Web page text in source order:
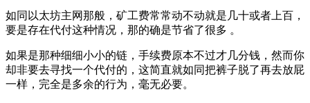
如同以太坊主网那般，矿工费常常动不动就是几十或者上百，
要是存在代付这种情况，那的确是节省了很多 。
如果是那种细细小小的链，手续费原本不过才几分钱，然而你
却非要去寻找一个代付的，这简直就如同把裤子脱了再去放屁
一样，完全是多余的行为，毫无必要。